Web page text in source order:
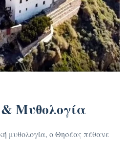
Μυθολογία
μυθολογία, ο Θησέας πέθανε